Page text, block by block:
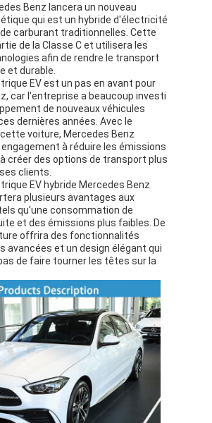
Benz lancera un nouveau
qui est un hybride d'électricité
carburant traditionnelles. Cette
de la Classe C et utilisera les
afin de rendre le transport
et durable.
EV est un pas en avant pour
car l'entreprise a beaucoup investi
de nouveaux véhicules
dernières années. Avec le
voiture, Mercedes Benz
à réduire les émissions
créer des options de transport plus
clients.
EV hybride Mercedes Benz
plusieurs avantages aux
qu'une consommation de
et des émissions plus faibles. De
offrira des fonctionnalités
avancées et un design élégant qui
de faire tourner les têtes sur la